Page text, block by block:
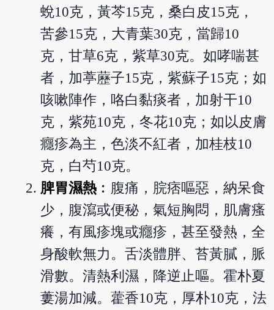
蛻10克，黃芩15克，桑白皮15克，
苦參15克，大青葉30克，當歸10
克，甘草6克，紫草30克。如哮喘甚
者，加葶藶子15克，紫蘇子15克；如
咳嗽陣作，咯白黏痰者，加射干10
克，紫苑10克，冬花10克；如以皮膚
癮疹為主，色淡不紅者，加桂枝10
克，白芍10克。
脾胃濕熱 ︰腹痛，脘痞嘔惡，納呆食
少，腹瀉或便秘，氣短胸悶，肌膚瘙
癢，有風疹塊或癮疹，甚至發熱，全
身酸軟無力。舌淡體胖、苔黃膩，脈
滑數。清熱利濕，降逆止嘔。霍朴夏
蔞湯加減。藿香10克，厚朴10克，法